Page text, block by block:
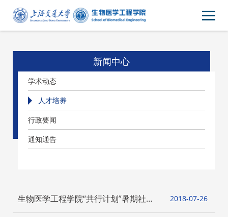
新闻中心
学术动态
人才培养
行政要闻
通知通告
生物医学工程学院“共行计划”暑期社会
实践顺利举行 ——徐汇硕士第一党支部
26
2018-07